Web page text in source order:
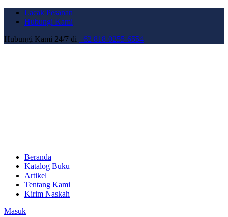
Lacak Pesanan
Hubungi Kami
Hubungi Kami 24/7 di +62 818-0255-6554
Beranda
Katalog Buku
Artikel
Tentang Kami
Kirim Naskah
Masuk